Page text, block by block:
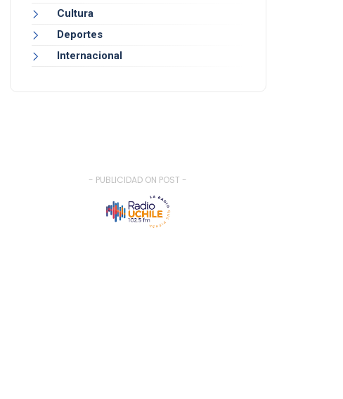
Cultura
Deportes
Internacional
- PUBLICIDAD ON POST -